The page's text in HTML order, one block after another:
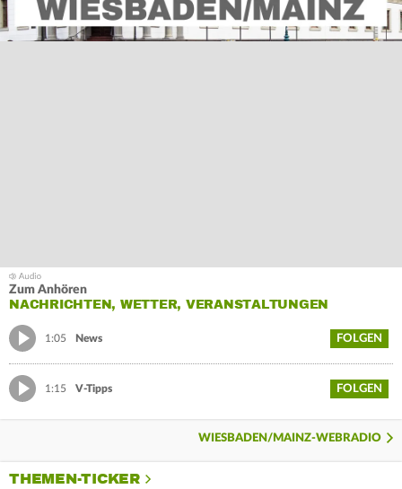
Zum Anhören
NACHRICHTEN, WETTER, VERANSTALTUNGEN
1:05 News FOLGEN
1:15 V-Tipps FOLGEN
WIESBADEN/MAINZ-WEBRADIO
THEMEN-TICKER